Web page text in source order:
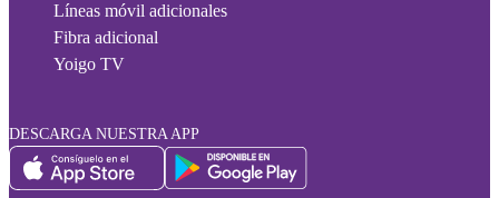
Líneas móvil adicionales
Fibra adicional
Yoigo TV
DESCARGA NUESTRA APP